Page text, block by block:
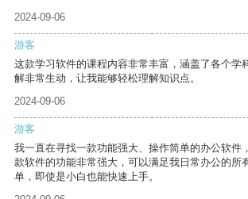
2024-09-06
游客
这款学习软件的课程内容非常丰富，涵盖了各个学
解非常生动，让我能够轻松理解知识点。
2024-09-06
游客
我一直在寻找一款功能强大、操作简单的办公软件
款软件的功能非常强大，可以满足我日常办公的所
单，即使是小白也能快速上手。